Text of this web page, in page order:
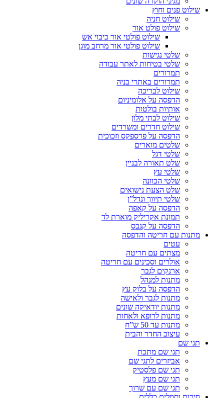
שילוט פנים וחוץ
שילוט חניה
שילוט פולט אור
שילוט פולטי אור כיבוי אש
שילוט פולטי אור מרחב מוגן
שלטי נגישות
שלטי בטיחות לאתר עבודה
תמרורים
תמרורים באתרי בניה
שילוט לבריכה
הדפסה על אלומיניום
אותיות בולטות
שילוט לבתי מלון
שילוט חדרים ומשרדים
הדפסה על פרספקס וזכוכית
שלטים מוארים
שלטי דגל
שלט תאורה לבניין
שלטי עץ
שלטי הכוונה
שלט הצעת נישואים
שלטי תיווך ונדל”ן
הדפסה על קאפה
תמונת אקריליק מוארת לד
הדפסה על קנבס
מתנות עם חריטה והדפסה
עטים
מצתים עם חריטה
אולרים וסכינים עם חריטה
ארנקים לגבר
מתנות למנהל
הדפסה על בלוק עץ
מתנות לגבר ולאישה
מתנות יודאיקה שונים
מתנות לרופא ולאחות
מתנות עד 50 ש”ח
עיצוב החדר והבית
תגי שם
תגי שם מתכת
אביזרים לתגי שם
תגי שם פלסטיק
תגי שם מעץ
תגי שם עם שרוך